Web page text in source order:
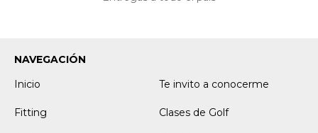
NAVEGACIÓN
Inicio
Te invito a conocerme
Fitting Clases de Golf